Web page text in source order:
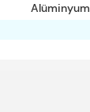
Alüminyum